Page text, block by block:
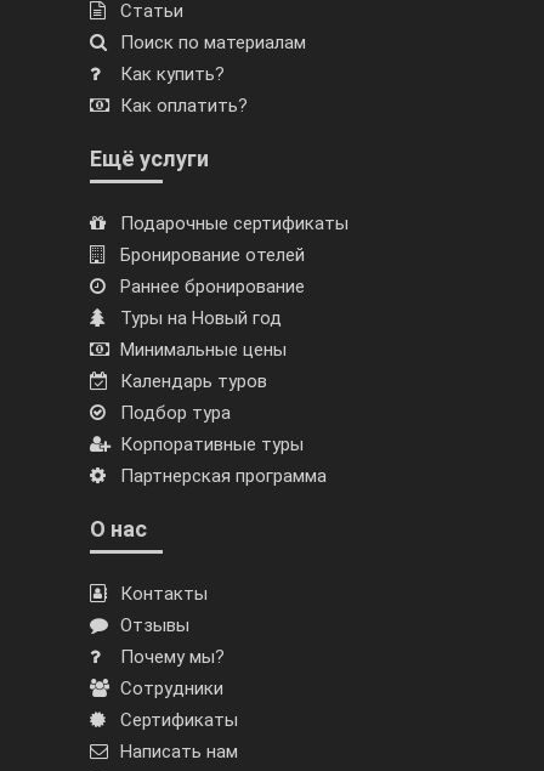
Статьи
Поиск по материалам
Как купить?
Как оплатить?
Ещё услуги
Подарочные сертификаты
Бронирование отелей
Раннее бронирование
Туры на Новый год
Минимальные цены
Календарь туров
Подбор тура
Корпоративные туры
Партнерская программа
О нас
Контакты
Отзывы
Почему мы?
Сотрудники
Сертификаты
Написать нам